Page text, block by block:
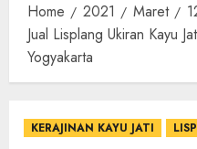
Home 2021 Maret
Jual Lisplang Ukiran Kayu
Yogyakarta
KERAJINAN KAYU JATI